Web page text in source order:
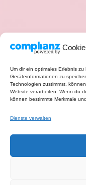
Um dir ein optimales Erlebnis
Geräteinformationen zu
Technologien zustimmst,
Website verarbeiten. Wenn du
können bestimmte Merkmale
Dienste verwalten